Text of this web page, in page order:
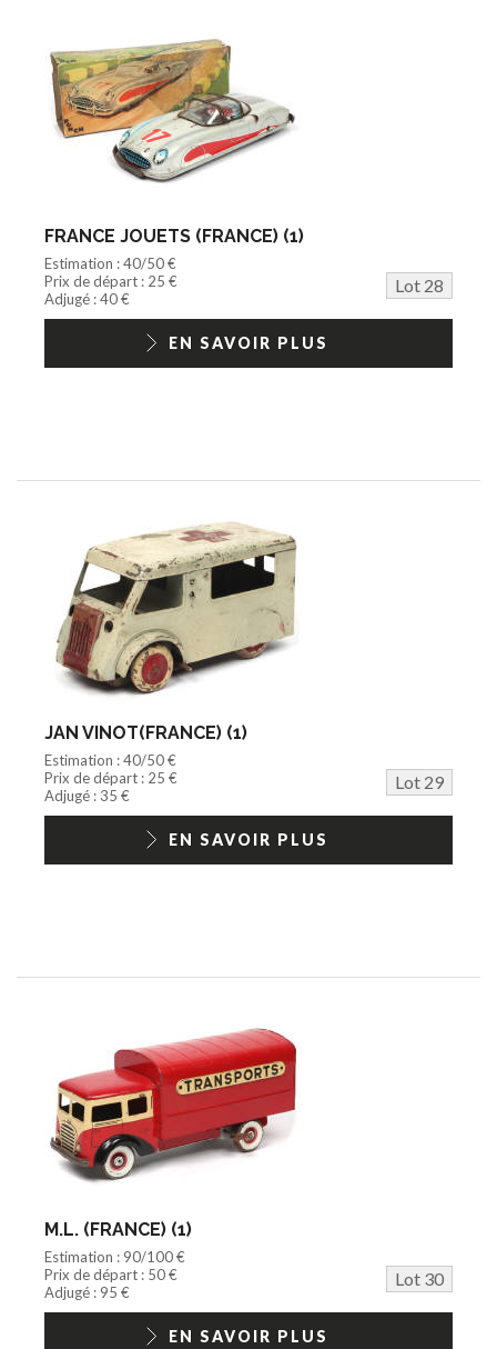
FRANCE JOUETS (FRANCE) (1)
Estimation : 40/50 €
Prix de départ : 25 €
Lot 28
Adjugé : 40 €
EN SAVOIR PLUS
JAN VINOT(FRANCE) (1)
Estimation : 40/50 €
Prix de départ : 25 €
Lot 29
Adjugé : 35 €
EN SAVOIR PLUS
M.L. (FRANCE) (1)
Estimation : 90/100 €
Prix de départ : 50 €
Lot 30
Adjugé : 95 €
EN SAVOIR PLUS